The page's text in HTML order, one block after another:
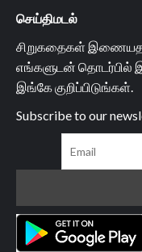
செய்திமடல்
சிறுகதைகள்
எங்களுடன் தொடர்பில்
இங்கே குறிப்பிடுங்கள்.
Subscribe to our